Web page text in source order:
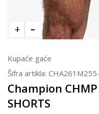
Kupaće gaće
Šifra artikla:
Champion
SHORTS